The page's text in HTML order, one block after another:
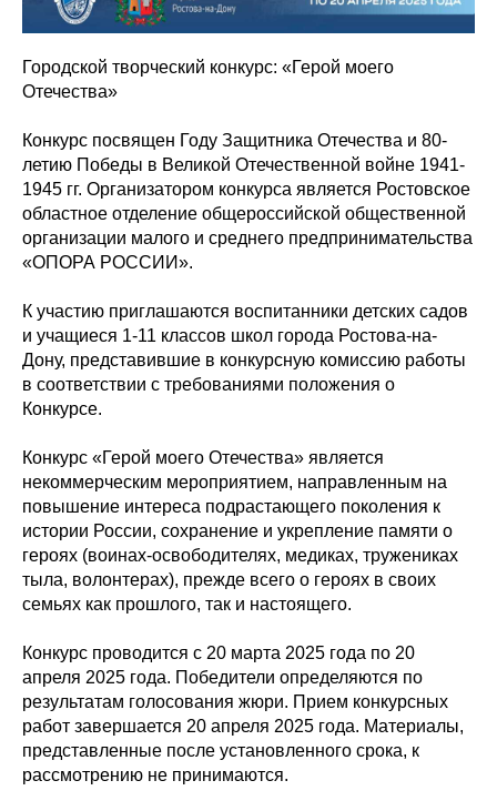
Городской творческий конкурс: «Герой моего
Отечества»
Конкурс посвящен Году Защитника Отечества и 80-
летию Победы в Великой Отечественной войне 1941-
1945 гг. Организатором конкурса является Ростовское
областное отделение общероссийской общественной
организации малого и среднего предпринимательства
«ОПОРА РОССИИ».
К участию приглашаются воспитанники детских садов
и учащиеся 1-11 классов школ города Ростова-на-
Дону, представившие в конкурсную комиссию работы
в соответствии с требованиями положения о
Конкурсе.
Конкурс «Герой моего Отечества» является
некоммерческим мероприятием, направленным на
повышение интереса подрастающего поколения к
истории России, сохранение и укрепление памяти о
героях (воинах-освободителях, медиках, тружениках
тыла, волонтерах), прежде всего о героях в своих
семьях как прошлого, так и настоящего.
Конкурс проводится с 20 марта 2025 года по 20
апреля 2025 года. Победители определяются по
результатам голосования жюри. Прием конкурсных
работ завершается 20 апреля 2025 года. Материалы,
представленные после установленного срока, к
рассмотрению не принимаются.